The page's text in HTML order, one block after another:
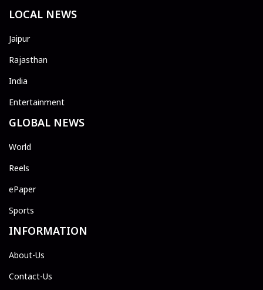
LOCAL NEWS
Jaipur
Rajasthan
India
Entertainment
GLOBAL NEWS
World
Reels
ePaper
Sports
INFORMATION
About-Us
Contact-Us